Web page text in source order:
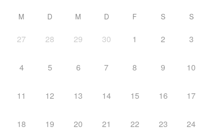
M D M D F S S
27 28 29 30 1 2 3
4 5 6 7 8 9 10
11 12 13 14 15 16 17
18 19 20 21 22 23 24